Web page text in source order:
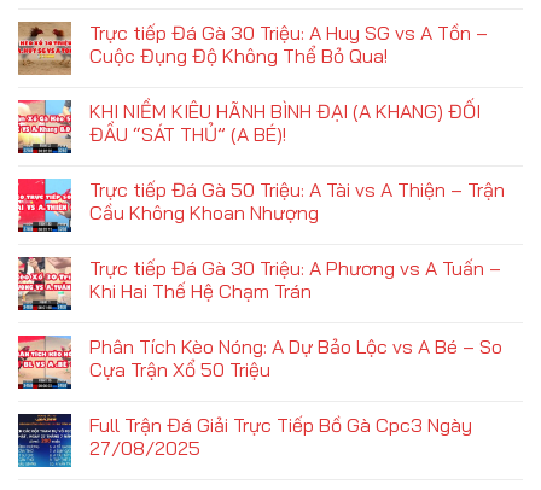
Trực tiếp Đá Gà 30 Triệu: A Huy SG vs A Tồn –
Cuộc Đụng Độ Không Thể Bỏ Qua!
KHI NIỀM KIÊU HÃNH BÌNH ĐẠI (A KHANG) ĐỐI
ĐẦU “SÁT THỦ” (A BÉ)!
Trực tiếp Đá Gà 50 Triệu: A Tài vs A Thiện – Trận
Cầu Không Khoan Nhượng
Trực tiếp Đá Gà 30 Triệu: A Phương vs A Tuấn –
Khi Hai Thế Hệ Chạm Trán
Phân Tích Kèo Nóng: A Dự Bảo Lộc vs A Bé – So
Cựa Trận Xổ 50 Triệu
Full Trận Đá Giải Trực Tiếp Bồ Gà Cpc3 Ngày
27/08/2025